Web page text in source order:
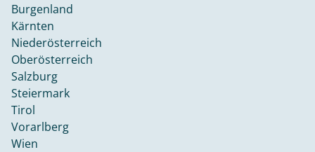
Burgenland
Kärnten
Niederösterreich
Oberösterreich
Salzburg
Steiermark
Tirol
Vorarlberg
Wien